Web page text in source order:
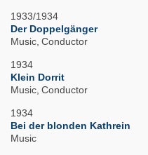
1933/1934
Der Doppelgänger
Music Conductor
1934
Klein Dorrit
Music Conductor
1934
Bei der blonden Kathrein
Music